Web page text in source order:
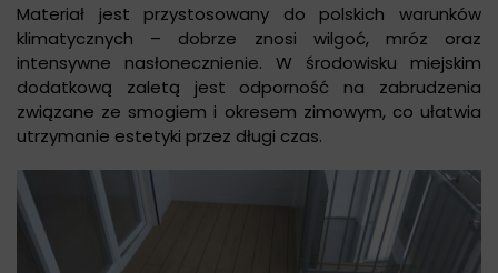
Materiał jest przystosowany do polskich warunków
klimatycznych – dobrze znosi wilgoć, mróz oraz
intensywne nasłonecznienie. W środowisku miejskim
dodatkową zaletą jest odporność na zabrudzenia
związane ze smogiem i okresem zimowym, co ułatwia
utrzymanie estetyki przez długi czas.